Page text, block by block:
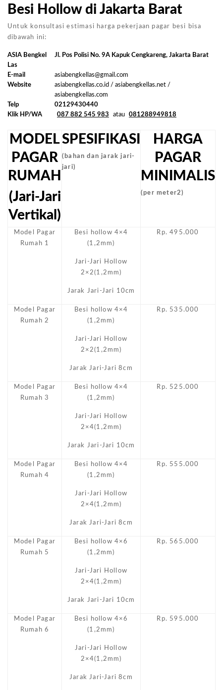
Besi Hollow di Jakarta Barat
Untuk konsultasi estimasi harga pekerjaan pagar besi bisa
dibawah ini:
ASIA Bengkel
Las
Jl. Pos Polisi No. 9A Kapuk Cengkareng, Jakarta Barat
E-mail
asiabengkellas@gmail.com
Website
asiabengkellas.co.id / asiabengkellas.net /
asiabengkellas.com
Telp
02129430440
Klik HP/WA
087 882 545 983 atau 081288949818
MODEL
PAGAR
RUMAH
(Jari-Jari
Vertikal)
SPESIFIKASI
(bahan dan jarak jari-
jari)
HARGA
PAGAR
MINIMALIS
(per meter2)
Model Pagar
Rumah 1
Besi hollow 4×4
(1,2mm)
Jari-Jari Hollow
2×2(1,2mm)
Jarak Jari-Jari 10cm
Rp. 495.000
Model Pagar
Rumah 2
Besi hollow 4×4
(1,2mm)
Jari-Jari Hollow
2×2(1,2mm)
Jarak Jari-Jari 8cm
Rp. 535.000
Model Pagar
Rumah 3
Besi hollow 4×4
(1,2mm)
Jari-Jari Hollow
2×4(1,2mm)
Jarak Jari-Jari 10cm
Rp. 525.000
Model Pagar
Rumah 4
Besi hollow 4×4
(1,2mm)
Jari-Jari Hollow
2×4(1,2mm)
Jarak Jari-Jari 8cm
Rp. 555.000
Model Pagar
Rumah 5
Besi hollow 4×6
(1,2mm)
Jari-Jari Hollow
2×4(1,2mm)
Jarak Jari-Jari 10cm
Rp. 565.000
Model Pagar
Rumah 6
Besi hollow 4×6
(1,2mm)
Jari-Jari Hollow
2×4(1,2mm)
Jarak Jari-Jari 8cm
Rp. 595.000